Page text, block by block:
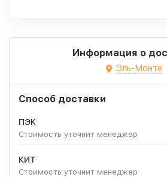
Информация о
Эль-Монте
Способ доставки
ПЭК
Стоимость уточнит менеджер
КИТ
Стоимость уточнит менеджер